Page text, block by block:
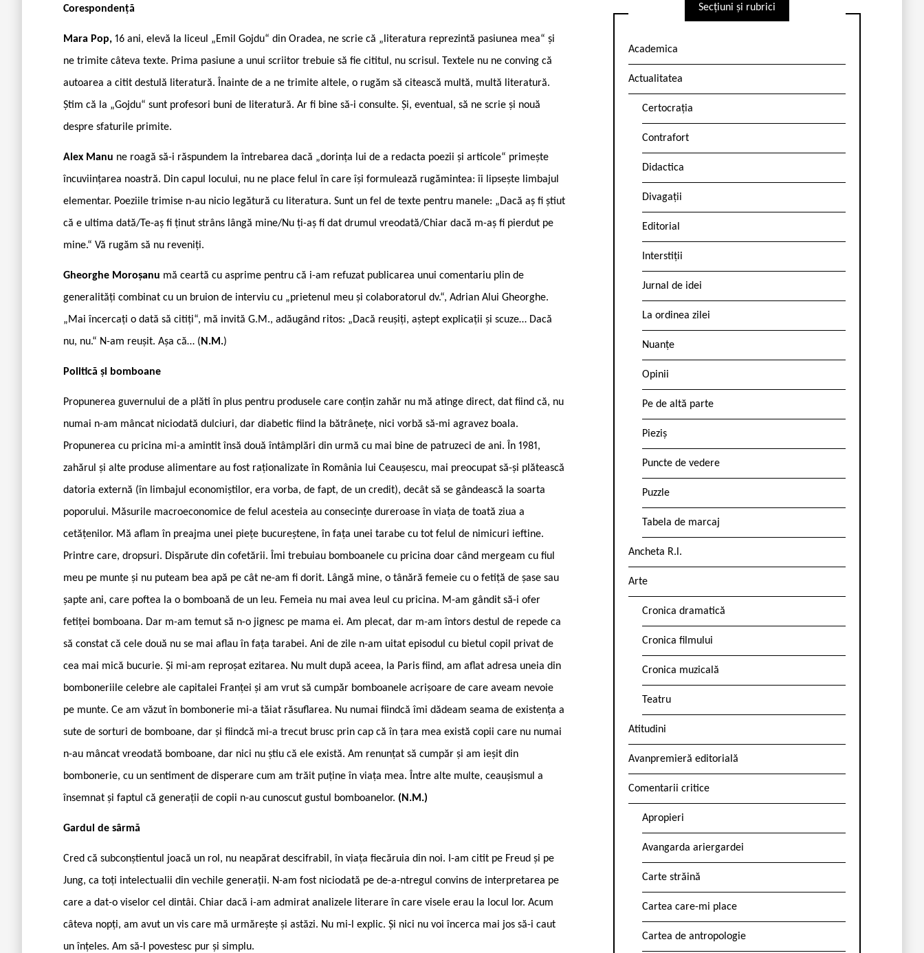
Corespondență
Mara Pop, 16 ani, elevă la liceul „Emil Gojdu“ din Oradea, ne scrie că „literatura reprezintă pasiunea mea“ și
ne trimite câteva texte. Prima pasiune a unui scriitor trebuie să fie cititul, nu scrisul. Textele nu ne conving că
autoarea a citit destulă literatură. Înainte de a ne trimite altele, o rugăm să citească multă, multă literatură.
Știm că la „Gojdu“ sunt profesori buni de literatură. Ar fi bine să-i consulte. Și, eventual, să ne scrie și nouă
despre sfaturile primite.
Alex Manu ne roagă să-i răspundem la întrebarea dacă „dorința lui de a redacta poezii și articole“ primește
încuviințarea noastră. Din capul locului, nu ne place felul în care își formulează rugămintea: îi lipsește limbajul
elementar. Poeziile trimise n-au nicio legătură cu literatura. Sunt un fel de texte pentru manele: „Dacă aș fi știut
că e ultima dată/Te-aș fi ținut strâns lângă mine/Nu ți-aș fi dat drumul vreodată/Chiar dacă m-aș fi pierdut pe
mine.“ Vă rugăm să nu reveniți.
Gheorghe Moroșanu mă ceartă cu asprime pentru că i-am refuzat publicarea unui comentariu plin de
generalități combinat cu un bruion de interviu cu „prietenul meu și colaboratorul dv.“, Adrian Alui Gheorghe.
„Mai încercați o dată să citiți“, mă invită G.M., adăugând ritos: „Dacă reușiți, aștept explicații și scuze… Dacă
nu, nu.“ N-am reușit. Așa că… (N.M.)
Politică și bomboane
Propunerea guvernului de a plăti în plus pentru produsele care conțin zahăr nu mă atinge direct, dat fiind că, nu
numai n-am mâncat niciodată dulciuri, dar diabetic fiind la bătrânețe, nici vorbă să-mi agravez boala.
Propunerea cu pricina mi-a amintit însă două întâmplări din urmă cu mai bine de patruzeci de ani. În 1981,
zahărul și alte produse alimentare au fost raționalizate în România lui Ceaușescu, mai preocupat să-și plătească
datoria externă (în limbajul economiștilor, era vorba, de fapt, de un credit), decât să se gândească la soarta
poporului. Măsurile macroeconomice de felul acesteia au consecințe dureroase în viața de toată ziua a
cetățenilor. Mă aflam în preajma unei piețe bucureștene, în fața unei tarabe cu tot felul de nimicuri ieftine.
Printre care, dropsuri. Dispărute din cofetării. Îmi trebuiau bomboanele cu pricina doar când mergeam cu fiul
meu pe munte și nu puteam bea apă pe cât ne-am fi dorit. Lângă mine, o tânără femeie cu o fetiță de șase sau
șapte ani, care poftea la o bomboană de un leu. Femeia nu mai avea leul cu pricina. M-am gândit să-i ofer
fetiței bomboana. Dar m-am temut să n-o jignesc pe mama ei. Am plecat, dar m-am întors destul de repede ca
să constat că cele două nu se mai aflau în fața tarabei. Ani de zile n-am uitat episodul cu bietul copil privat de
cea mai mică bucurie. Și mi-am reproșat ezitarea. Nu mult după aceea, la Paris fiind, am aflat adresa uneia din
bomboneriile celebre ale capitalei Franței și am vrut să cumpăr bomboanele acrișoare de care aveam nevoie
pe munte. Ce am văzut în bombonerie mi-a tăiat răsuflarea. Nu numai fiindcă îmi dădeam seama de existența a
sute de sorturi de bomboane, dar și fiindcă mi-a trecut brusc prin cap că în țara mea există copii care nu numai
n-au mâncat vreodată bomboane, dar nici nu știu că ele există. Am renunțat să cumpăr și am ieșit din
bombonerie, cu un sentiment de disperare cum am trăit puține în viața mea. Între alte multe, ceaușismul a
însemnat și faptul că generații de copii n-au cunoscut gustul bomboanelor. (N.M.)
Gardul de sârmă
Cred că subconștientul joacă un rol, nu neapărat descifrabil, în viața fiecăruia din noi. I-am citit pe Freud și pe
Jung, ca toți intelectualii din vechile generații. N-am fost niciodată pe de-a-ntregul convins de interpretarea pe
care a dat-o viselor cel dintâi. Chiar dacă i-am admirat analizele literare în care visele erau la locul lor. Acum
câteva nopți, am avut un vis care mă urmărește și astăzi. Nu mi-l explic. Și nici nu voi încerca mai jos să-i caut
un înțeles. Am să-l povestesc pur și simplu.
Secțiuni și rubrici
Academica
Actualitatea
Certocrația
Contrafort
Didactica
Divagații
Editorial
Interstiții
Jurnal de idei
La ordinea zilei
Nuanțe
Opinii
Pe de altă parte
Pieziș
Puncte de vedere
Puzzle
Tabela de marcaj
Ancheta R.l.
Arte
Cronica dramatică
Cronica filmului
Cronica muzicală
Teatru
Atitudini
Avanpremieră editorială
Comentarii critice
Apropieri
Avangarda ariergardei
Carte străină
Cartea care-mi place
Cartea de antropologie